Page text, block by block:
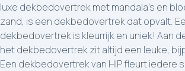
luxe dekbedovertrek met mandala’s en
zand, is een dekbedovertrek dat opvalt.
dekbedovertrek is kleurrijk en uniek! Aan
het dekbedovertrek zit altijd een leuke,
Een dekbedovertrek van HIP fleurt iedere